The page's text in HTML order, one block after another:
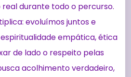
durante todo o percurso.
evoluímos juntos e
empática, ética
de lado o respeito pelas
acolhimento verdadeiro,